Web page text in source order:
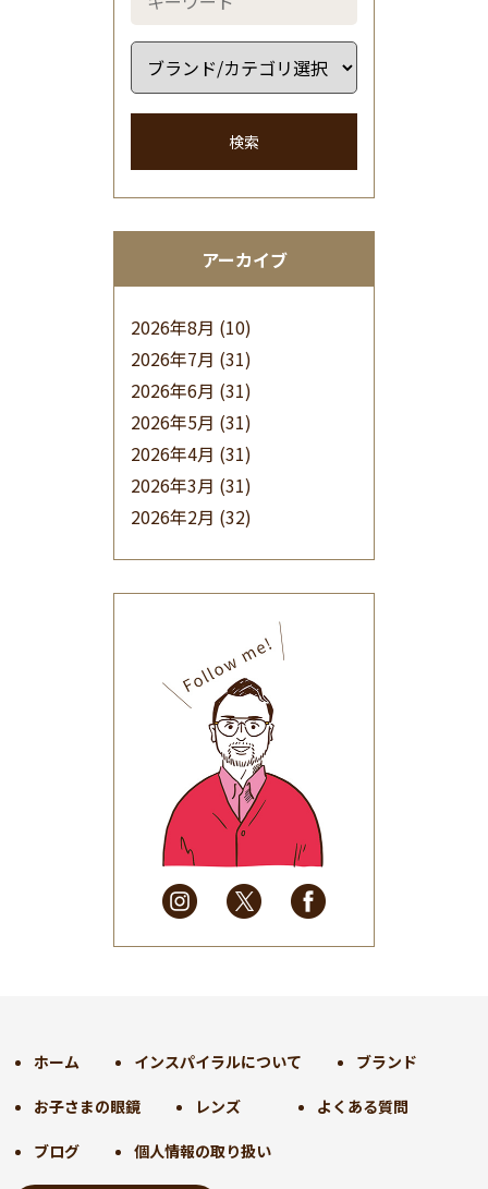
検索
アーカイブ
2026年8月 (10)
2026年7月 (31)
2026年6月 (31)
2026年5月 (31)
2026年4月 (31)
2026年3月 (31)
2026年2月 (32)
(32)
2025年9月(30)
2025年8月(31)
2025年7月(37)
2025年6月(48)
2025年5月
(41)
2025年4月
(32)
2025年3月(31)
2025年2月
(28)
2025年1月
(34)
2024年9月(30)
2024年7月(31)
2024年6月(30)
2024年5月
ホーム インスパイラルについて ブランド
お子さまの眼鏡 レンズ よくある質問
ブログ 個人情報の取り扱い